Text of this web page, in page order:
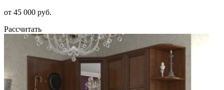
от 45 000 руб.
Рассчитать